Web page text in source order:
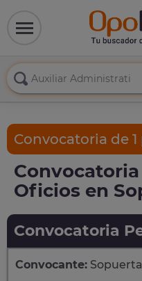
Convocatoria de 1
Oficios en
Convocatoria
Convocante: